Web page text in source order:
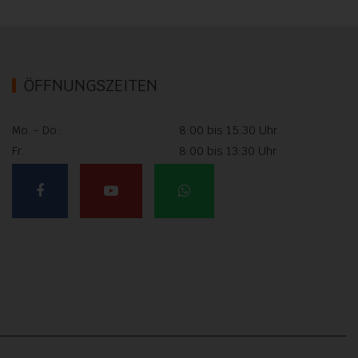
ÖFFNUNGSZEITEN
Mo. - Do.:
8:00 bis 15:30 Uhr
Fr.:
8:00 bis 13:30 Uhr